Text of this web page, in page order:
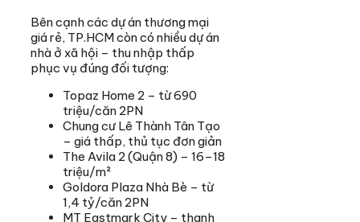
Bên cạnh các dự án thương mại
giá rẻ, TP.HCM còn có nhiều dự án
nhà ở xã hội – thu nhập thấp
phục vụ đúng đối tượng:
Topaz Home 2 – từ 690
triệu/căn 2PN
Chung cư Lê Thành Tân Tạo
– giá thấp, thủ tục đơn giản
The Avila 2 (Quận 8) – 16–18
triệu/m²
Goldora Plaza Nhà Bè – từ
1,4 tỷ/căn 2PN
MT Eastmark City – thanh